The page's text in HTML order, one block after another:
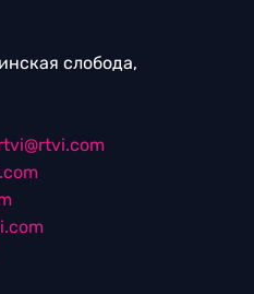
слобода,